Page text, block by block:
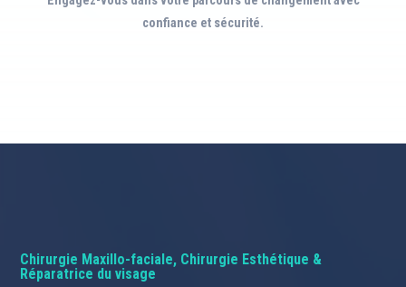
confiance et sécurité.
Chirurgie Maxillo-faciale, Chirurgie Esthétique &
Réparatrice du visage